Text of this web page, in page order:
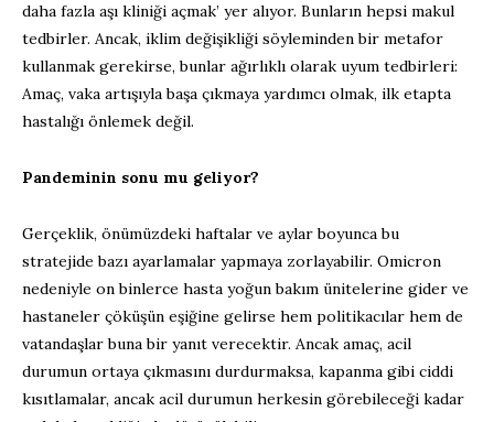
daha fazla aşı kliniği açmak’ yer alıyor. Bunların hepsi makul
tedbirler. Ancak, iklim değişikliği söyleminden bir metafor
kullanmak gerekirse, bunlar ağırlıklı olarak uyum tedbirleri:
Amaç, vaka artışıyla başa çıkmaya yardımcı olmak, ilk etapta
hastalığı önlemek değil.
Pandeminin sonu mu geliyor?
Gerçeklik, önümüzdeki haftalar ve aylar boyunca bu
stratejide bazı ayarlamalar yapmaya zorlayabilir. Omicron
nedeniyle on binlerce hasta yoğun bakım ünitelerine gider ve
hastaneler çöküşün eşiğine gelirse hem politikacılar hem de
vatandaşlar buna bir yanıt verecektir. Ancak amaç, acil
durumun ortaya çıkmasını durdurmaksa, kapanma gibi ciddi
kısıtlamalar, ancak acil durumun herkesin görebileceği kadar